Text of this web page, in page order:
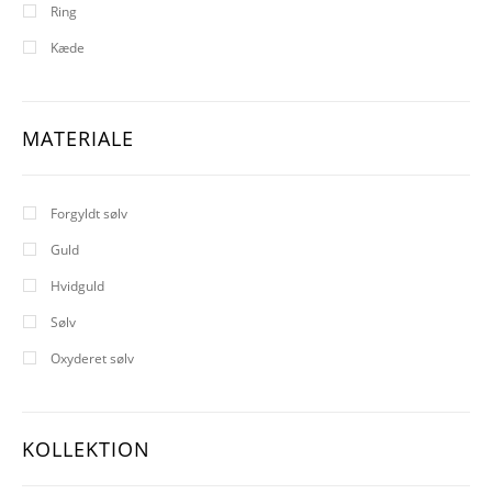
Ring
Kæde
MATERIALE
Forgyldt sølv
Guld
Hvidguld
Sølv
Oxyderet sølv
KOLLEKTION